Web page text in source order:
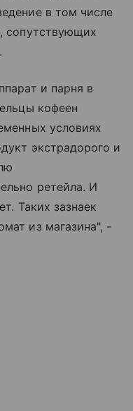
в том числе
сопутствующих
и парня в
кофеен
условиях
экстрадорого и
ретейла. И
Таких зазнаек
из магазина", -